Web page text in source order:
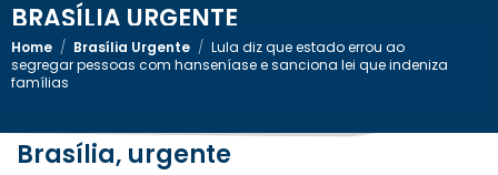
BRASÍLIA URGENTE
Home / Brasília Urgente / Lula diz que estado errou ao
segregar pessoas com hanseníase e sanciona lei que indeniza
famílias
Brasília, urgente